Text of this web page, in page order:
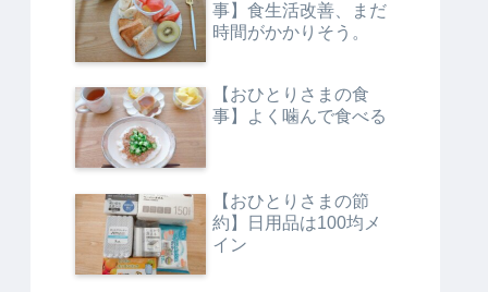
事】食生活改善、まだ
時間がかかりそう。
【おひとりさまの食
事】よく噛んで食べる
【おひとりさまの節
約】日用品は100均メ
イン